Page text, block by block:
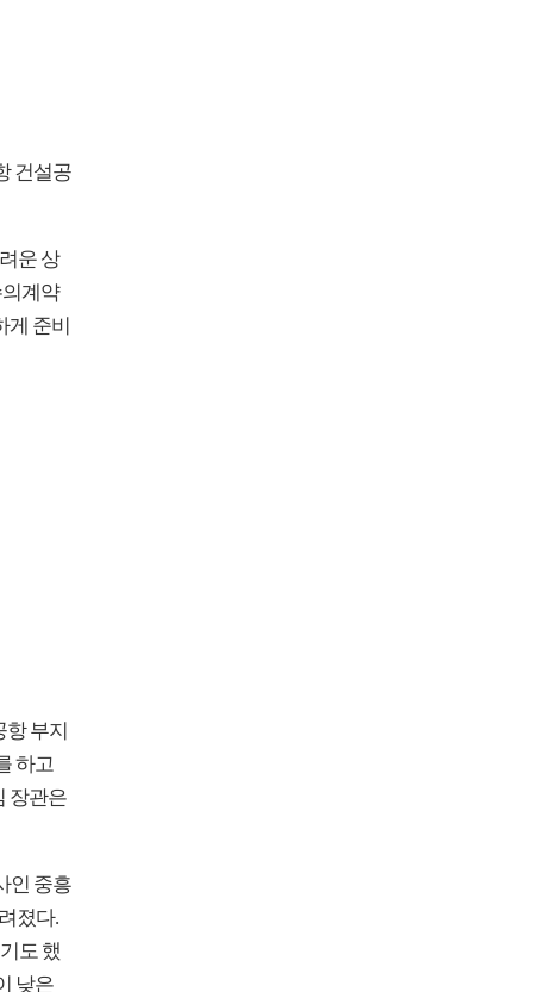
건설공
운 상
계약
준비
부지
하고
장관은
인 중흥
졌다.
도 했
낮은